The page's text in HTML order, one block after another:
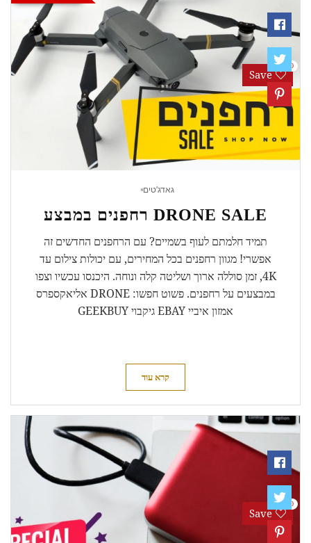
Save
0
גאדג'טים
DRONE SALE רחפנים במבצע
תמיד חלמתם לעוף בשמיים? עם הרחפנים החדשים זה
אפשרי! מגוון רחפנים בכל המחירים, עם יכולות צילום עד
4K, זמן סוללה ארוך ושליטה קלה ונוחה. היכנסו עכשיו וצפו
במבצעים על רחפנים. פשוט חפשו: DRONE אליאקספרס
אמזון איביי EBAY גיקבוי GEEKBUY
קרא עוד
Save
0